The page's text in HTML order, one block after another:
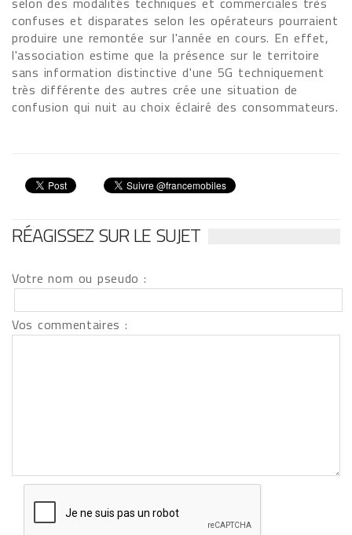
confuses et disparates selon les opérateurs pourraient
produire une remontée sur l'année en cours. En effet,
l'association estime que la présence sur le territoire
sans information distinctive d'une 5G techniquement
très différente des autres crée une situation de
confusion qui nuit au choix éclairé des consommateurs.
RÉAGISSEZ SUR LE SUJET
Votre nom ou pseudo :
Vos commentaires :